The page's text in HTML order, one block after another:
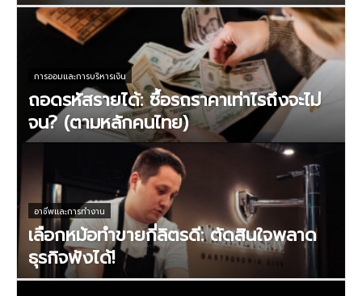
การออมและการบริหารเงิน
ถอดรหัสรายได้: ซื้อรถราคาเท่าไรถึงจะไม่
จน? (ตามหลักคนไทย)
อาชีพและการทำงาน
เลือกหม้อทำขายกี่ลิตรดี: ตัดสินใจพลาด
ธุรกิจพังได้!